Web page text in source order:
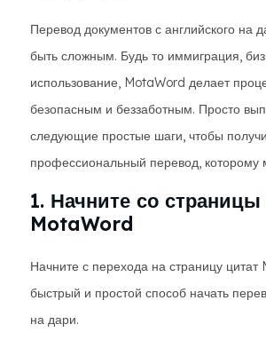
Перевод документов с английского на
быть сложным. Будь то иммиграция,
использование, MotaWord делает
безопасным и беззаботным. Просто
следующие простые шаги, чтобы
профессиональный перевод, которому
1. Начните со страницы
MotaWord
Начните с перехода на страницу
быстрый и простой способ начать
на дари.